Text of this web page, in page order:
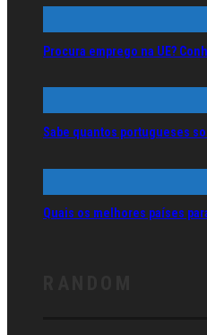
Procura emprego na UE?
Sabe quantos portugueses
Quais os melhores países